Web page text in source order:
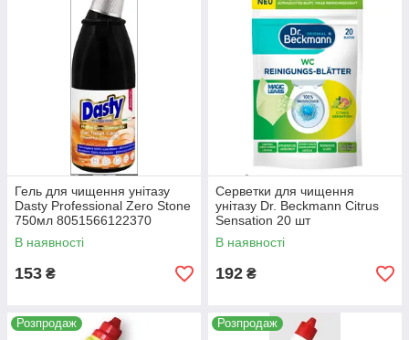
Гель для чищення унітазу
Dasty Professional Zero Stone
750мл 8051566122370
В наявності
153 ₴
Серветки для чищення
унітазу Dr. Beckmann Citrus
Sensation 20 шт
4008455097015
В наявності
192 ₴
Розпродаж Розпродаж